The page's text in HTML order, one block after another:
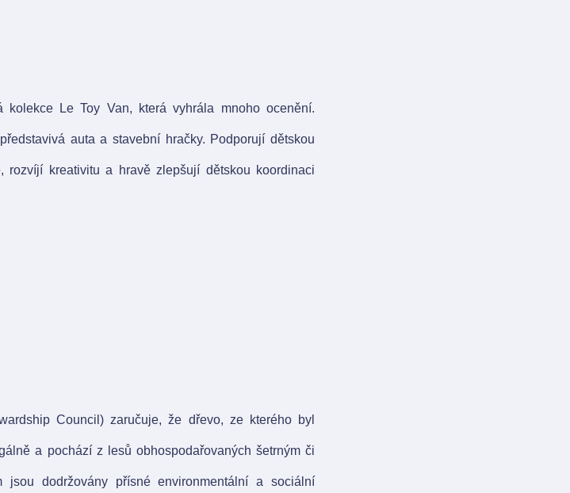
Le Toy Van, která vyhrála mnoho ocenění.
auta a stavební hračky. Podporují dětskou
kreativitu a hravě zlepšují dětskou koordinaci
Council) zaručuje, že dřevo, ze kterého byl
a pochází z lesů obhospodařovaných šetrným či
jsou dodržovány přísné environmentální a sociální